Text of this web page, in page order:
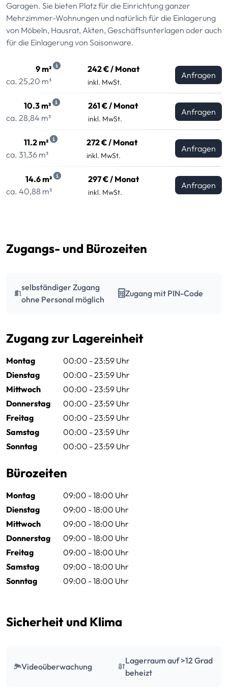
Garagen. Sie bieten Platz für die Einrichtung ganzer
Mehrzimmer-Wohnungen und natürlich für die Einlagerung
von Möbeln, Hausrat, Akten, Geschäftsunterlagen oder auch
für die Einlagerung von Saisonware.
9 m²
ca. 25,20 m³
242 € / Monat
inkl. MwSt.
Anfragen
10.3 m²
ca. 28,84 m³
261 € / Monat
inkl. MwSt.
Anfragen
11.2 m²
ca. 31,36 m³
272 € / Monat
inkl. MwSt.
Anfragen
14.6 m²
ca. 40,88 m³
297 € / Monat
inkl. MwSt.
Anfragen
Zugangs- und Bürozeiten
selbständiger Zugang
ohne Personal möglich
Zugang mit PIN-Code
Zugang zur Lagereinheit
Montag
00:00 - 23:59 Uhr
Dienstag
00:00 - 23:59 Uhr
Mittwoch
00:00 - 23:59 Uhr
Donnerstag
00:00 - 23:59 Uhr
Freitag
00:00 - 23:59 Uhr
Samstag
00:00 - 23:59 Uhr
Sonntag
00:00 - 23:59 Uhr
Bürozeiten
Montag
09:00 - 18:00 Uhr
Dienstag
09:00 - 18:00 Uhr
Mittwoch
09:00 - 18:00 Uhr
Donnerstag
09:00 - 18:00 Uhr
Freitag
09:00 - 18:00 Uhr
Samstag
09:00 - 18:00 Uhr
Sonntag
09:00 - 18:00 Uhr
Sicherheit und Klima
Videoüberwachung
Lagerraum auf >12 Grad
beheizt